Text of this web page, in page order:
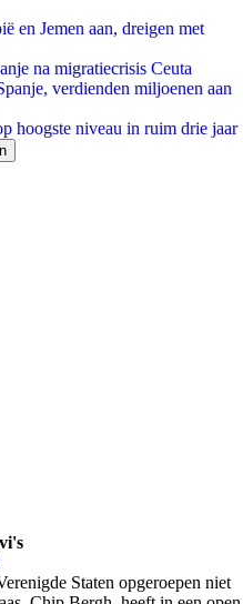
en Jemen aan, dreigen met
na migratiecrisis Ceuta
verdienden miljoenen aan
hoogste niveau in ruim drie jaar
Staten opgeroepen niet